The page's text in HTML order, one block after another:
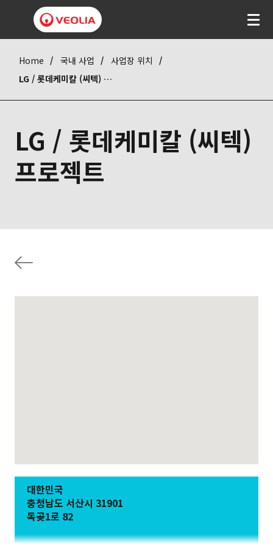
Home 국내 사업
사업장 위치
LG / 롯데케미칼 (씨텍) 프로젝트
LG / 롯데케미칼 (씨텍)
프로젝트
대한민국
충청남도 서산시 31901
독곶1로 82